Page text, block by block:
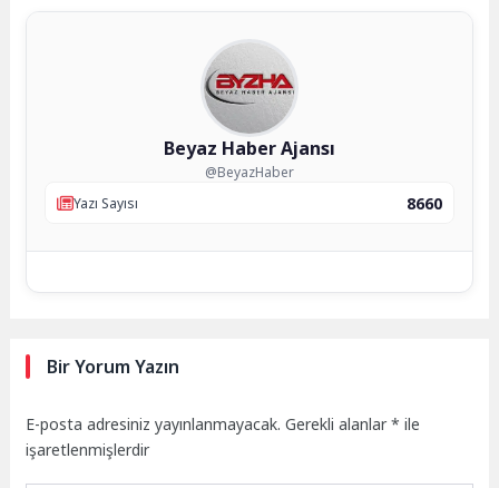
Beyaz Haber Ajansı
@BeyazHaber
Yazı Sayısı
8660
Bir Yorum Yazın
E-posta adresiniz yayınlanmayacak. Gerekli alanlar* ile
işaretlenmişlerdir